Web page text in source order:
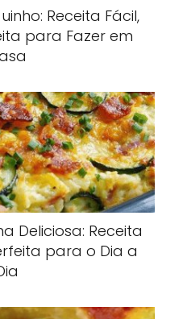
Receita Fácil,
para Fazer em
Deliciosa: Receita
para o Dia a